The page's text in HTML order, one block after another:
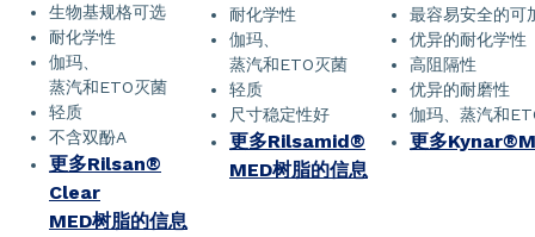
生物基规格可选
耐化学性
伽玛、
蒸汽和ETO灭菌
轻质
不含双酚A
更多Rilsan®
Clear
MED树脂的信息
耐化学性
伽玛、
蒸汽和ETO灭菌
轻质
尺寸稳定性好
更多Rilsamid®
MED树脂的信息
最容易安全的可
优异的耐化学性
高阻隔性
优异的耐磨性
伽玛、蒸汽和
更多